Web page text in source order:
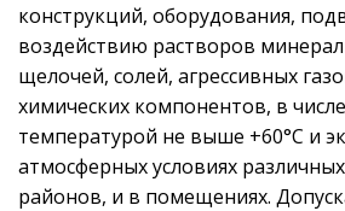
конструкций, оборудования,
воздействию растворов
щелочей, солей, агрессивных
химических компонентов, в
температурой не выше +60°С и
атмосферных условиях
районов, и в помещениях.